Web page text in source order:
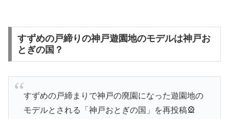
すずめの戸締りの神戸遊園地のモデルは神戸お
とぎの国？
すずめの戸締まりで神戸の廃園になった遊園地の
モデルとされる「神戸おとぎの国」を再投稿🎡